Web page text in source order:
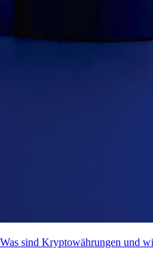
Was sind Kryptowährungen und